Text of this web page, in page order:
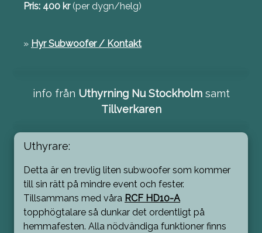
Pris: 400 kr(per dygn/helg)
» Hyr Subwoofer / Kontakt
info från Uthyrning Nu Stockholmsamt
Tillverkaren
Uthyrare:
Detta är en trevlig liten subwoofer som kommer
till sin rätt på mindre event och fester.
Tillsammans med våra RCF HD10-A
topphögtalare så dunkar det ordentligt på
hemmafesten. Alla nödvändiga funktioner finns